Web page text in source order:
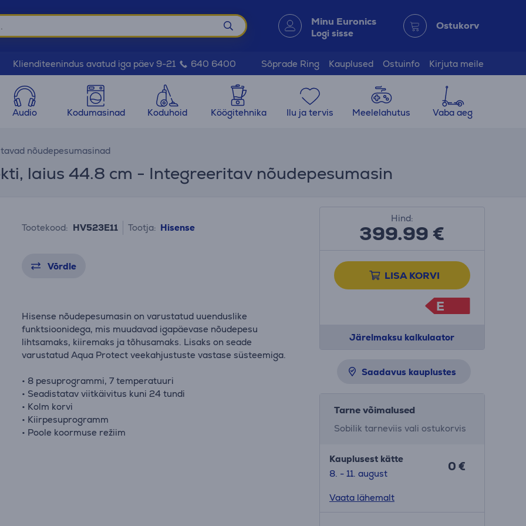
Minu Euronics
Logi sisse
Ostukorv
Klienditeenindus avatud iga päev 9-21 640 6400 Sõprade Ring Kauplused Ostuinfo Kirjuta meile
Audio Kodumasinad Koduhoid Köögitehnika Ilu ja tervis Meelelahutus Vaba aeg
nõudepesumasinad
laius 44.8 cm - Integreeritav nõudepesumasin
Tootekood: HV523E11 Tootja: Hisense
Võrdle
Hisense nõudepesumasin on varustatud uuenduslike
funktsioonidega, mis muudavad igapäevase nõudepesu
lihtsamaks, kiiremaks ja tõhusamaks. Lisaks on seade
varustatud Aqua Protect veekahjustuste vastase süsteemiga.
• 8 pesuprogrammi, 7 temperatuuri
• Seadistatav viitkäivitus kuni 24 tundi
• Kolm korvi
• Kiirpesuprogramm
• Poole koormuse režiim
Hind:
399.99€
LISA KORVI
E
Järelmaksu kalkulaator
Saadavus kauplustes
Tarne võimalused
Sobilik tarneviis vali ostukorvis
Kauplusest kätte
8. - 11. august
0 €
Vaata lähemalt